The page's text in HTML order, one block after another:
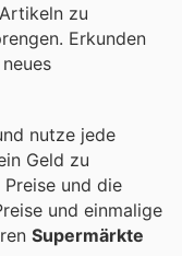
zu
Erkunden
nutze jede
Geld zu
und die
und einmalige
Supermärkte